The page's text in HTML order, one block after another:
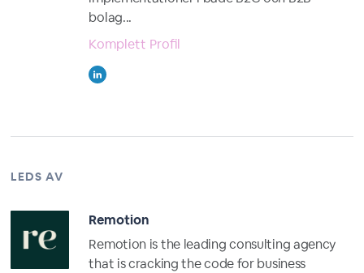
bolag...
Komplett Profil
LEDS AV
Remotion
Remotion is the leading consulting agency
that is cracking the code for business